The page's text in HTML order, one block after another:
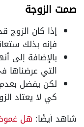
صمت الزوجة
إذا كان
فإنه بذلك
بالإضافة إلى
التي عرضناها
لكن يفضل بعدم
كي لا يعتاد
شاهد أيضًا: هل غموض